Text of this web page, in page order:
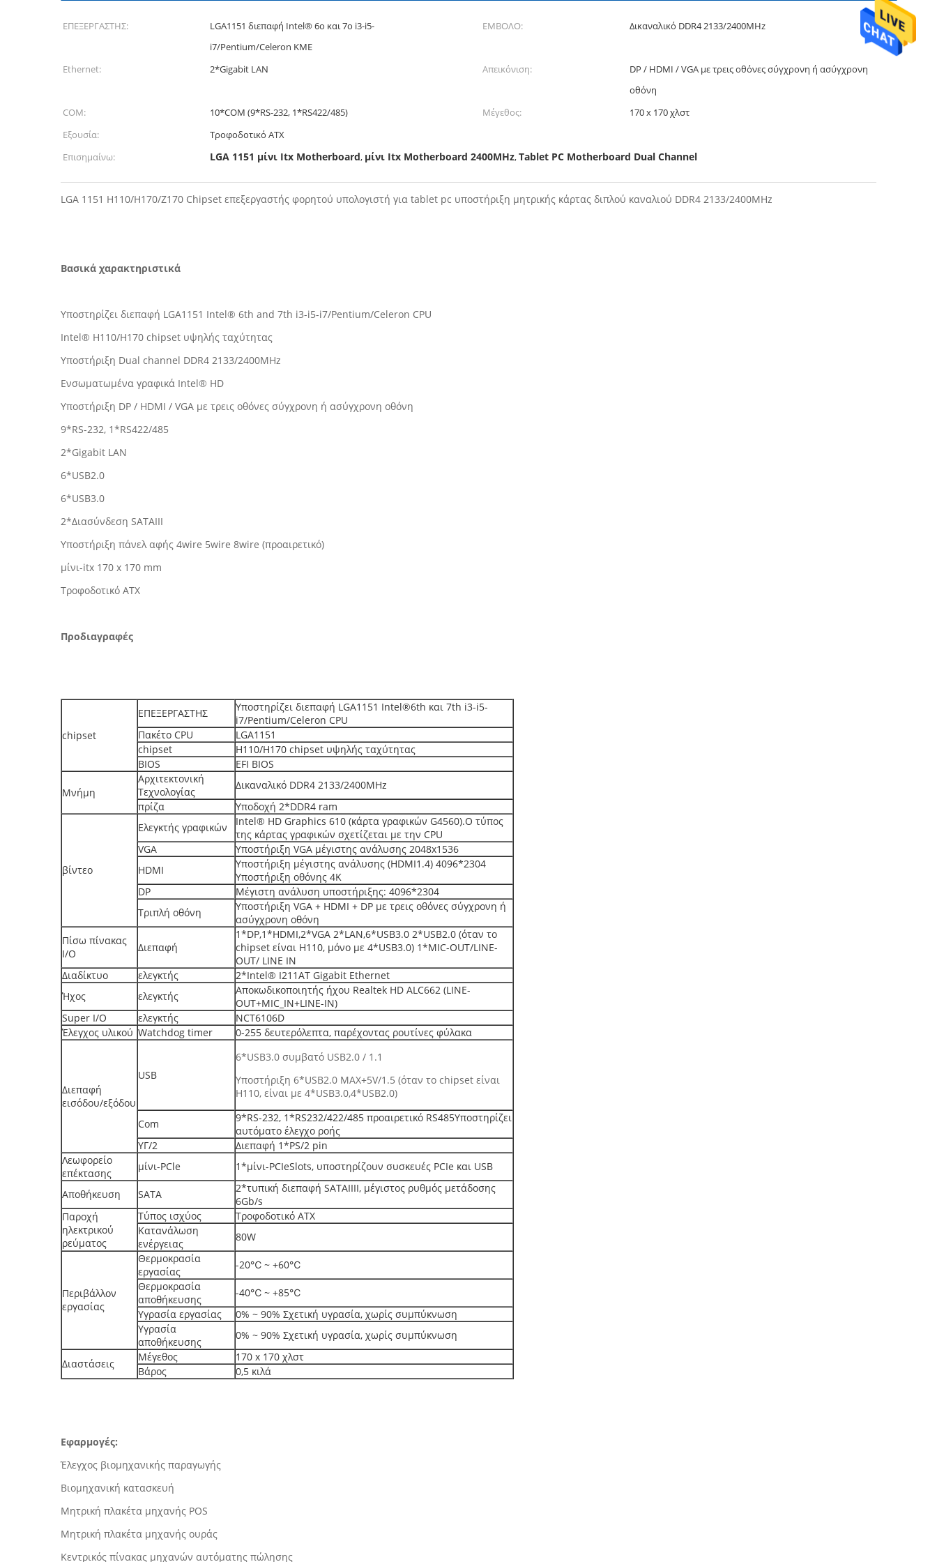
ΕΠΕΞΕΡΓΑΣΤΗΣ:
LGA1151 διεπαφή Intel® 6ο και 7ο i3-i5-
i7/Pentium/Celeron ΚΜΕ
ΕΜΒΟΛΟ: Δικαναλικό DDR4 2133/2400MHz
Ethernet: 2*Gigabit LAN Απεικόνιση:
DP / HDMI / VGA με τρεις οθόνες σύγχρονη ή ασύγχρονη
οθόνη
COM:
10*COM (9*RS-232, 1*RS422/485) Μέγεθος:
170 x 170 χλστ
Εξουσία:
Τροφοδοτικό ATX
Επισημαίνω:
LGA 1151 μίνι Itx Motherboard, μίνι Itx Motherboard 2400MHz,Tablet PC Motherboard Dual Channel
LGA 1151 H110/H170/Z170 Chipset επεξεργαστής φορητού υπολογιστή για tablet pc υποστήριξη μητρικής κάρτας διπλού καναλιού DDR4 2133/2400MHz
Βασικά χαρακτηριστικά
Υποστηρίζει διεπαφή LGA1151 Intel® 6th and 7th i3-i5-i7/Pentium/Celeron CPU
Intel® H110/H170 chipset υψηλής ταχύτητας
Υποστήριξη Dual channel DDR4 2133/2400MHz
Ενσωματωμένα γραφικά Intel® HD
Υποστήριξη DP / HDMI / VGA με τρεις οθόνες σύγχρονη ή ασύγχρονη οθόνη
9*RS-232, 1*RS422/485
2*Gigabit LAN
6*USB2.0
6*USB3.0
2*Διασύνδεση SATAIII
Υποστήριξη πάνελ αφής 4wire 5wire 8wire (προαιρετικό)
μίνι-itx 170 x 170 mm
Τροφοδοτικό ATX
Προδιαγραφές
chipset
ΕΠΕΞΕΡΓΑΣΤΗΣ
Υποστηρίζει διεπαφή LGA1151 Intel®6th και 7th i3-i5-
i7/Pentium/Celeron CPU
Πακέτο CPU
LGA1151
chipset
H110/H170 chipset υψηλής ταχύτητας
BIOS
EFI BIOS
Μνήμη
Αρχιτεκτονική
Τεχνολογίας
Δικαναλικό DDR4 2133/2400MHz
πρίζα
Υποδοχή 2*DDR4 ram
βίντεο
Ελεγκτής γραφικών
Intel® HD Graphics 610 (κάρτα γραφικών G4560).Ο τύπος
της κάρτας γραφικών σχετίζεται με την CPU
VGA
Υποστήριξη VGA μέγιστης ανάλυσης 2048x1536
HDMI
Υποστήριξη μέγιστης ανάλυσης (HDMI1.4) 4096*2304
Υποστήριξη οθόνης 4K
DP
Μέγιστη ανάλυση υποστήριξης: 4096*2304
Τριπλή οθόνη
Υποστήριξη VGA + HDMI + DP με τρεις οθόνες σύγχρονη ή
ασύγχρονη οθόνη
Πίσω πίνακας
I/O
Διεπαφή
1*DP,1*HDMI,2*VGA 2*LAN,6*USB3.0 2*USB2.0 (όταν το
chipset είναι H110, μόνο με 4*USB3.0) 1*MIC-OUT/LINE-
OUT/ LINE IN
Διαδίκτυο
ελεγκτής
2*Intel® I211AT Gigabit Ethernet
Ήχος
ελεγκτής
Αποκωδικοποιητής ήχου Realtek HD ALC662 (LINE-
OUT+MIC_IN+LINE-IN)
Super I/O
ελεγκτής
NCT6106D
Έλεγχος υλικού Watchdog timer 0-255 δευτερόλεπτα, παρέχοντας ρουτίνες φύλακα
Διεπαφή
εισόδου/εξόδου
USB
6*USB3.0 συμβατό USB2.0 / 1.1
Υποστήριξη 6*USB2.0 MAX+5V/1.5 (όταν το chipset είναι
H110, είναι με 4*USB3.0,4*USB2.0)
Com
9*RS-232, 1*RS232/422/485 προαιρετικό RS485Υποστηρίζει
αυτόματο έλεγχο ροής
ΥΓ/2
Διεπαφή 1*PS/2 pin
Λεωφορείο
επέκτασης
μίνι-PCle 1*μίνι-PCIeSlots, υποστηρίζουν συσκευές PCIe και USB
Αποθήκευση SATA
2*τυπική διεπαφή SATAIIII, μέγιστος ρυθμός μετάδοσης
6Gb/s
Παροχή
ηλεκτρικού
ρεύματος
Τύπος ισχύος
Τροφοδοτικό ATX
Κατανάλωση
ενέργειας
80W
Περιβάλλον
εργασίας
Θερμοκρασία
εργασίας
-20℃ ~ +60℃
Θερμοκρασία
αποθήκευσης
-40℃ ~ +85℃
Υγρασία εργασίας
0% ~ 90% Σχετική υγρασία, χωρίς συμπύκνωση
Υγρασία
αποθήκευσης
0% ~ 90% Σχετική υγρασία, χωρίς συμπύκνωση
Διαστάσεις
Μέγεθος
170 x 170 χλστ
Βάρος
0,5 κιλά
Εφαρμογές:
Έλεγχος βιομηχανικής παραγωγής
Βιομηχανική κατασκευή
Μητρική πλακέτα μηχανής POS
Μητρική πλακέτα μηχανής ουράς
Κεντρικός πίνακας μηχανών αυτόματης πώλησης